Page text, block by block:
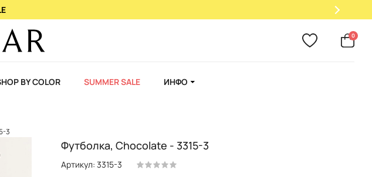
й в подарок!
0
BY COLOR SUMMER SALE ИНФО
3
Футболка, Chocolate - 3315-3
Артикул: 3315-3